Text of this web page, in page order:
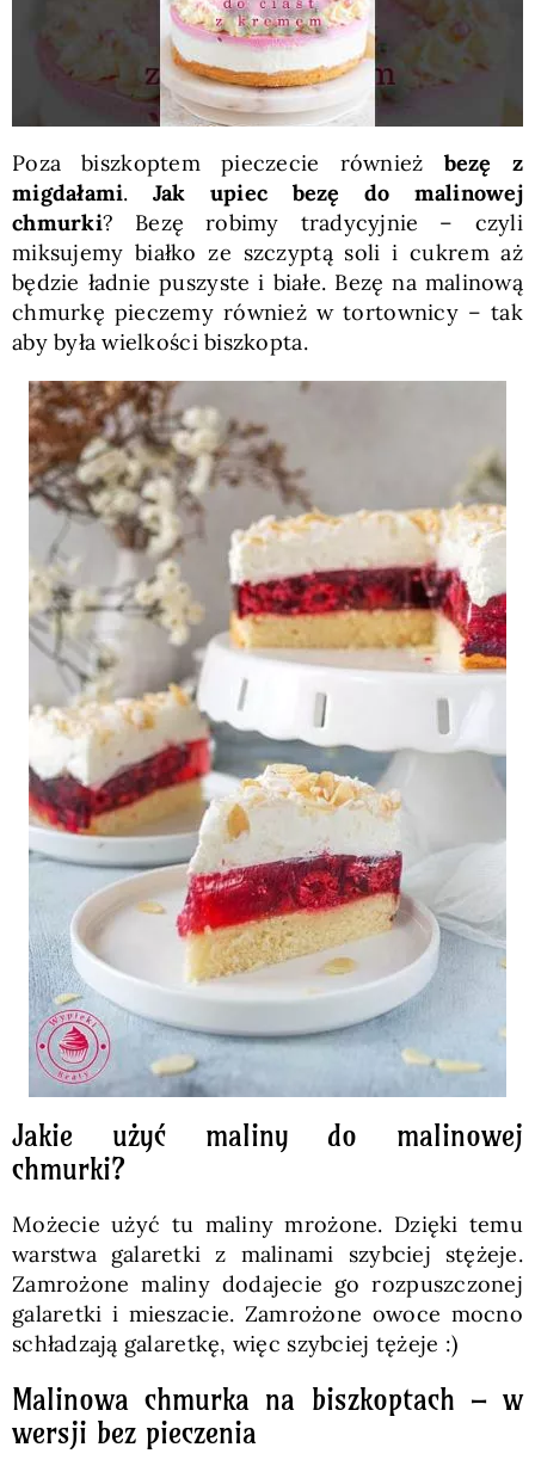
Poza biszkoptem pieczecie również bezę z
migdałami. Jak upiec bezę do malinowej
chmurki? Bezę robimy tradycyjnie – czyli
miksujemy białko ze szczyptą soli i cukrem aż
będzie ładnie puszyste i białe. Bezę na malinową
chmurkę pieczemy również w tortownicy – tak
aby była wielkości biszkopta.
Jakie użyć maliny do malinowej
chmurki?
Możecie użyć tu maliny mrożone. Dzięki temu
warstwa galaretki z malinami szybciej stężeje.
Zamrożone maliny dodajecie go rozpuszczonej
galaretki i mieszacie. Zamrożone owoce mocno
schładzają galaretkę, więc szybciej tężeje :)
Malinowa chmurka na biszkoptach – w
wersji bez pieczenia